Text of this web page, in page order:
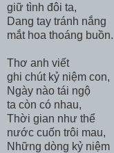
giữ tình đôi ta,
Dang tay tránh nắng
mắt hoa thoáng buồn.
Thơ anh viết
ghi chút kỷ niệm con,
Ngày nào tái ngộ
ta còn có nhau,
Thời gian như thể
nước cuốn trôi mau,
Những dòng kỷ niệm